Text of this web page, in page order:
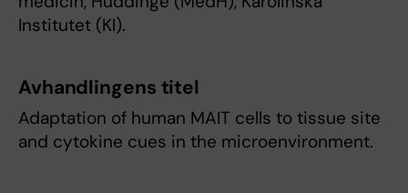
Institutet (KI).
Avhandlingens titel
Adaptation of human MAIT cells to tissue site
and cytokine cues in the microenvironment.